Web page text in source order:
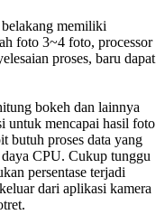
memiliki
foto 3~4 foto, processor
proses, baru dapat
bokeh dan lainnya
untuk mencapai hasil foto
butuh proses data yang
CPU. Cukup tunggu
persentase terjadi
dari aplikasi kamera